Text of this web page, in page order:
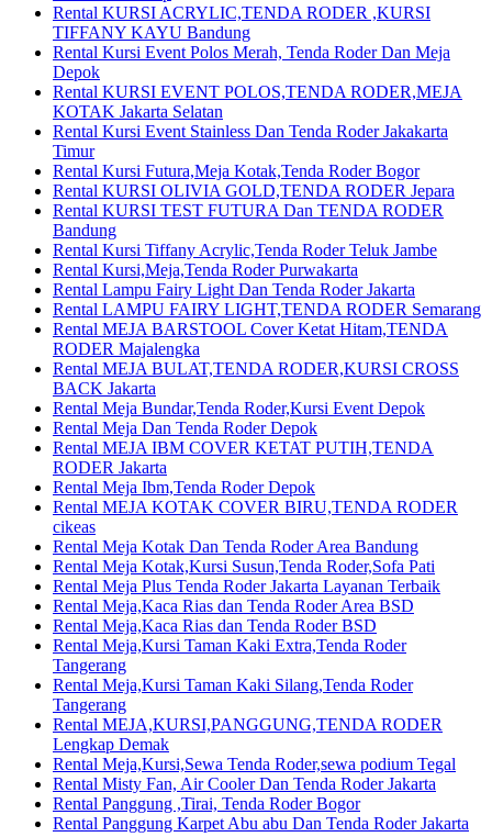
Rental KURSI ACRYLIC,TENDA RODER ,KURSI
TIFFANY KAYU Bandung
Rental Kursi Event Polos Merah, Tenda Roder Dan Meja
Depok
Rental KURSI EVENT POLOS,TENDA RODER,MEJA
KOTAK Jakarta Selatan
Rental Kursi Event Stainless Dan Tenda Roder Jakakarta
Timur
Rental Kursi Futura,Meja Kotak,Tenda Roder Bogor
Rental KURSI OLIVIA GOLD,TENDA RODER Jepara
Rental KURSI TEST FUTURA Dan TENDA RODER
Bandung
Rental Kursi Tiffany Acrylic,Tenda Roder Teluk Jambe
Rental Kursi,Meja,Tenda Roder Purwakarta
Rental Lampu Fairy Light Dan Tenda Roder Jakarta
Rental LAMPU FAIRY LIGHT,TENDA RODER Semarang
Rental MEJA BARSTOOL Cover Ketat Hitam,TENDA
RODER Majalengka
Rental MEJA BULAT,TENDA RODER,KURSI CROSS
BACK Jakarta
Rental Meja Bundar,Tenda Roder,Kursi Event Depok
Rental Meja Dan Tenda Roder Depok
Rental MEJA IBM COVER KETAT PUTIH,TENDA
RODER Jakarta
Rental Meja Ibm,Tenda Roder Depok
Rental MEJA KOTAK COVER BIRU,TENDA RODER
cikeas
Rental Meja Kotak Dan Tenda Roder Area Bandung
Rental Meja Kotak,Kursi Susun,Tenda Roder,Sofa Pati
Rental Meja Plus Tenda Roder Jakarta Layanan Terbaik
Rental Meja,Kaca Rias dan Tenda Roder Area BSD
Rental Meja,Kaca Rias dan Tenda Roder BSD
Rental Meja,Kursi Taman Kaki Extra,Tenda Roder
Tangerang
Rental Meja,Kursi Taman Kaki Silang,Tenda Roder
Tangerang
Rental MEJA,KURSI,PANGGUNG,TENDA RODER
Lengkap Demak
Rental Meja,Kursi,Sewa Tenda Roder,sewa podium Tegal
Rental Misty Fan, Air Cooler Dan Tenda Roder Jakarta
Rental Panggung ,Tirai, Tenda Roder Bogor
Rental Panggung Karpet Abu abu Dan Tenda Roder Jakarta